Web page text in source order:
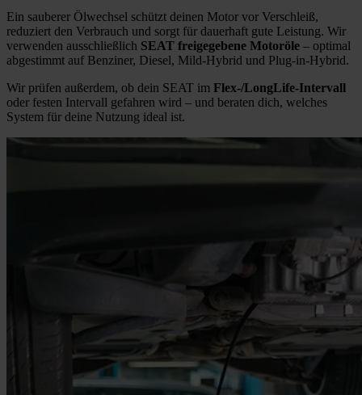
Ein sauberer Ölwechsel schützt deinen Motor vor Verschleiß,
reduziert den Verbrauch und sorgt für dauerhaft gute Leistung. Wir
verwenden ausschließlich SEAT freigegebene Motoröle – optimal
abgestimmt auf Benziner, Diesel, Mild-Hybrid und Plug-in-Hybrid.
Wir prüfen außerdem, ob dein SEAT im Flex-/LongLife-Intervall
oder festen Intervall gefahren wird – und beraten dich, welches
System für deine Nutzung ideal ist.